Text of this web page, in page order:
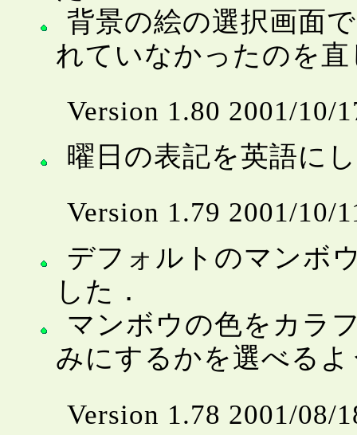
背景の絵の選択画面
れていなかったのを直
Version 1.80 2001/10/
曜日の表記を英語に
Version 1.79 2001/10/
デフォルトのマンボ
した．
マンボウの色をカラ
みにするかを選べる
Version 1.78 2001/08/